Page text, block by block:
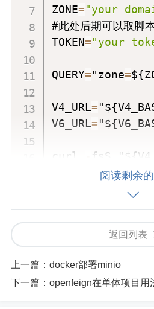
ZONE="your
#此处后期可以取脚
TOKEN="your
QUERY="zone=
V4_URL=
V6_URL=
curl
fsS
fsS
#wget -O-
阅读剩余
返回列表
上一篇： docker部署minio
下一篇： openfeign在单体项目用